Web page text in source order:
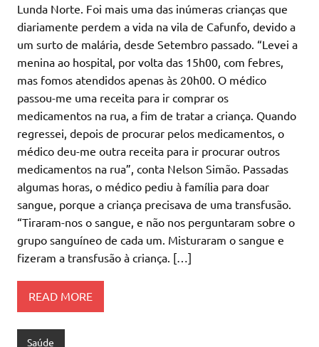
Lunda Norte. Foi mais uma das inúmeras crianças que
diariamente perdem a vida na vila de Cafunfo, devido a
um surto de malária, desde Setembro passado. “Levei a
menina ao hospital, por volta das 15h00, com febres,
mas fomos atendidos apenas às 20h00. O médico
passou-me uma receita para ir comprar os
medicamentos na rua, a fim de tratar a criança. Quando
regressei, depois de procurar pelos medicamentos, o
médico deu-me outra receita para ir procurar outros
medicamentos na rua”, conta Nelson Simão. Passadas
algumas horas, o médico pediu à família para doar
sangue, porque a criança precisava de uma transfusão.
“Tiraram-nos o sangue, e não nos perguntaram sobre o
grupo sanguíneo de cada um. Misturaram o sangue e
fizeram a transfusão à criança. […]
READ MORE
Saúde